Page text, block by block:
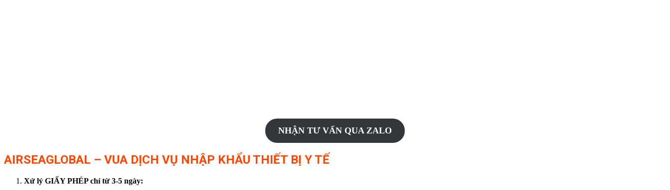
NHẬN TƯ VẤN QUA ZALO
AIRSEAGLOBAL – VUA DỊCH VỤ NHẬP KHẨU THIẾT BỊ Y TẾ
Xử lý GIẤY PHÉP chỉ từ 3-5 ngày: